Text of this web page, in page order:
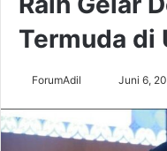
Termuda di
ForumAdil Juni 6,